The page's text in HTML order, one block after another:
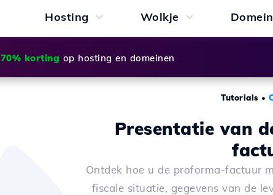
Hosting Wolkje
70% korting op hosting en domeinen
Tutorials •
Presentatie van
Ontdek hoe u de proforma-factuur
fiscale situatie, gegevens van de